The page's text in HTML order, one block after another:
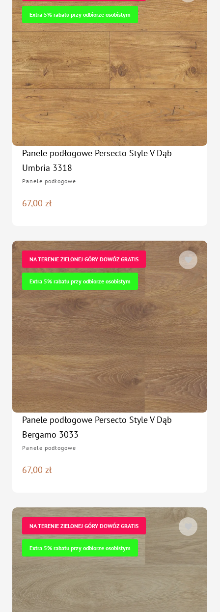
Extra 5% rabatu przy odbiorze osobistym
Panele podłogowe Persecto Style V Dąb
Umbria 3318
Panele podłogowe
zł
67,00
NA TERENIE ZIELONEJ GÓRY DOWÓZ GRATIS
Extra 5% rabatu przy odbiorze osobistym
Panele podłogowe Persecto Style V Dąb
Bergamo 3033
Panele podłogowe
zł
67,00
NA TERENIE ZIELONEJ GÓRY DOWÓZ GRATIS
Extra 5% rabatu przy odbiorze osobistym